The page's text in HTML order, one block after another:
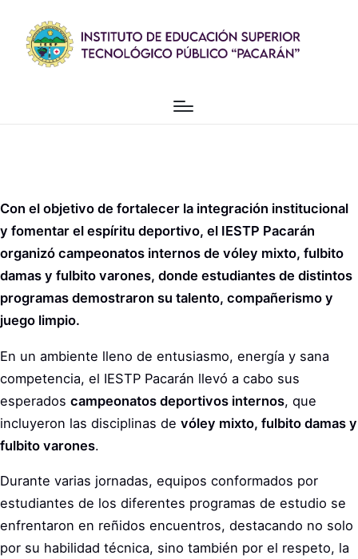
Con el objetivo de fortalecer la integración institucional
y fomentar el espíritu deportivo, el IESTP Pacarán
organizó campeonatos internos de vóley mixto, fulbito
damas y fulbito varones, donde estudiantes de distintos
programas demostraron su talento, compañerismo y
juego limpio.
En un ambiente lleno de entusiasmo, energía y sana
competencia, el IESTP Pacarán llevó a cabo sus
esperados campeonatos deportivos internos, que
incluyeron las disciplinas de vóley mixto, fulbito damas y
fulbito varones.
Durante varias jornadas, equipos conformados por
estudiantes de los diferentes programas de estudio se
enfrentaron en reñidos encuentros, destacando no solo
por su habilidad técnica, sino también por el respeto, la